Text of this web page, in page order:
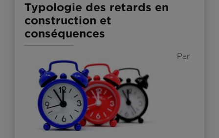
Typologie des retards en
construction et
conséquences
Par